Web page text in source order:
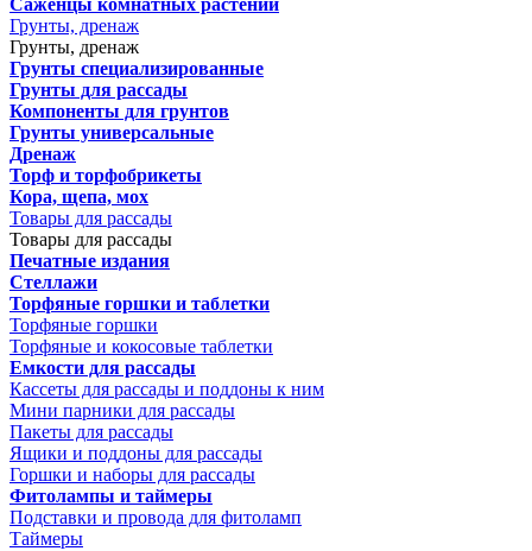
Саженцы комнатных растений
Грунты, дренаж
Грунты, дренаж
Грунты специализированные
Грунты для рассады
Компоненты для грунтов
Грунты универсальные
Дренаж
Торф и торфобрикеты
Кора, щепа, мох
Товары для рассады
Товары для рассады
Печатные издания
Стеллажи
Торфяные горшки и таблетки
Торфяные горшки
Торфяные и кокосовые таблетки
Емкости для рассады
Кассеты для рассады и поддоны к ним
Мини парники для рассады
Пакеты для рассады
Ящики и поддоны для рассады
Горшки и наборы для рассады
Фитолампы и таймеры
Подставки и провода для фитоламп
Таймеры